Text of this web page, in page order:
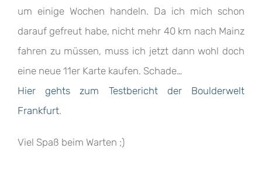
um einige Wochen handeln. Da ich mich schon
darauf gefreut habe, nicht mehr 40 km nach Mainz
fahren zu müssen, muss ich jetzt dann wohl doch
eine neue 11er Karte kaufen. Schade…
Hier gehts zum Testbericht der Boulderwelt
Frankfurt.
Viel Spaß beim Warten ;)